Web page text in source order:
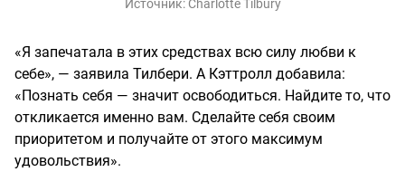
Источник: Charlotte Tilbury
«Я запечатала в этих средствах всю силу любви к
себе», — заявила Тилбери. А Кэттролл добавила:
«Познать себя — значит освободиться. Найдите то, что
откликается именно вам. Сделайте себя своим
приоритетом и получайте от этого максимум
удовольствия».